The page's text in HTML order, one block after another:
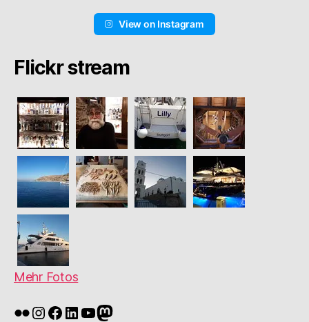
View on Instagram
Flickr stream
Mehr Fotos
Flickr
Instagram
Facebook
LinkedIn
YouTube
Mastodon